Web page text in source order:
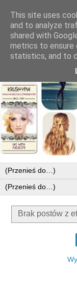
Brak postów z
This site uses
and to analyze
shared with
metrics to ensure
statistics, and to